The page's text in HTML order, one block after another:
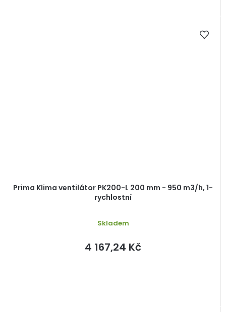
Prima Klima ventilátor PK200-L 200 mm - 950 m3/h, 1-
rychlostní
Skladem
4 167,24 Kč